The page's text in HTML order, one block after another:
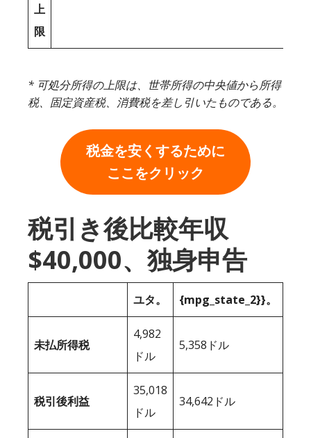
上
限
* 可処分所得の上限は、世帯所得の中央値から所得
税、固定資産税、消費税を差し引いたものである。
税金を安くするために
ここをクリック
税引き後比較年収
$40,000、独身申告
ユタ。 {mpg_state_2}}。
未払所得税
4,982
ドル
5,358ドル
税引後利益
35,018
ドル
34,642ドル